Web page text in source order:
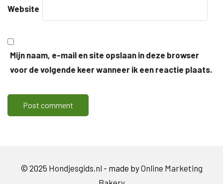
Website
Mijn naam, e-mail en site opslaan in deze browser
voor de volgende keer wanneer ik een reactie plaats.
© 2025 Hondjesgids.nl - made byOnline Marketing